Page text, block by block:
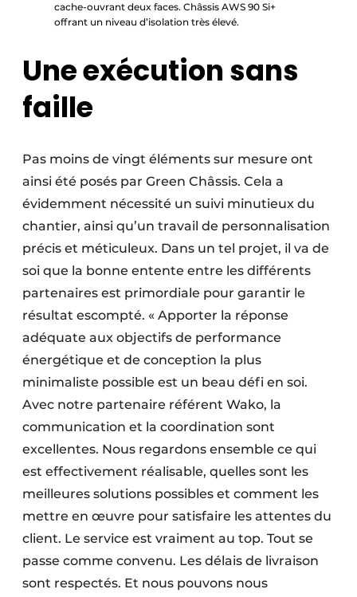
cache-ouvrant deux faces. Châssis AWS 90 Si+
offrant un niveau d’isolation très élevé.
Une exécution sans
faille
Pas moins de vingt éléments sur mesure ont
ainsi été posés par Green Châssis. Cela a
évidemment nécessité un suivi minutieux du
chantier, ainsi qu’un travail de personnalisation
précis et méticuleux. Dans un tel projet, il va de
soi que la bonne entente entre les différents
partenaires est primordiale pour garantir le
résultat escompté. « Apporter la réponse
adéquate aux objectifs de performance
énergétique et de conception la plus
minimaliste possible est un beau défi en soi.
Avec notre partenaire référent Wako, la
communication et la coordination sont
excellentes. Nous regardons ensemble ce qui
est effectivement réalisable, quelles sont les
meilleures solutions possibles et comment les
mettre en œuvre pour satisfaire les attentes du
client. Le service est vraiment au top. Tout se
passe comme convenu. Les délais de livraison
sont respectés. Et nous pouvons nous